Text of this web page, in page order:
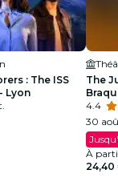
: The ISS
Lyon
The
4.4
30
À
24,40